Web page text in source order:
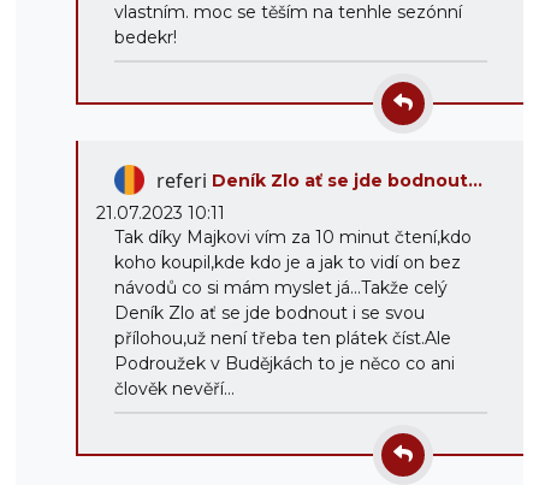
vlastním. moc se těším na tenhle sezónní
bedekr!
referi Deník Zlo ať se jde bodnout...
21.07.2023 10:11
Tak díky Majkovi vím za 10 minut čtení,kdo
koho koupil,kde kdo je a jak to vidí on bez
návodů co si mám myslet já...Takže celý
Deník Zlo ať se jde bodnout i se svou
přílohou,už není třeba ten plátek číst.Ale
Podroužek v Budějkách to je něco co ani
člověk nevěří...